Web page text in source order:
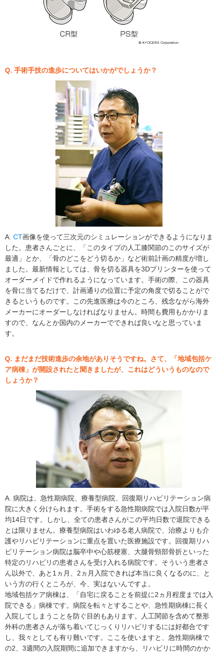
Q. 手術手技の進歩についてはいかがでしょうか？
A. CT画像を使って三次元のシミュレーションができるようになりま
した。患者さんごとに、「このタイプの人工膝関節のこのサイズが
最適」とか、「骨のどこをどう切るか」など術前計画の精度が増し
ました。最新情報としては、骨を切る器具を3Dプリンターを使って
オーダーメイドで作れるようになっています。手術の際、この器具
を骨に当てるだけで、計画通りの位置に予定の角度で切ることがで
きるというものです。この先進医療は今のところ、残念ながら海外
メーカーにオーダーしなければなりません。時間も費用もかかりま
すので、なんとか国内のメーカーでできれば良いなと思っていま
す。
Q. まだまだ技術進歩の余地がありそうですね。さて、「地域包括ケ
ア病棟」が開設されたと聞きましたが、これはどういうものなので
しょうか？
A. 病院は、急性期病院、療養型病院、回復期リハビリテーション病
院に大きく分けられます。手術をする急性期病院では入院日数が平
均14日です。しかし、全ての患者さんがこの平均日数で退院できる
とは限りません。療養型病院はいわゆる老人病院で、治療よりも介
護やリハビリテーションに重点を置いた医療施設です。回復期リハ
ビリテーション病院は脳卒中や心筋梗塞、大腿骨頸部骨折といった
特定のリハビリの患者さんを受け入れる病院です。そういう患者さ
ん以外で、あと1ヵ月、2ヵ月入院できれば本当に良くなるのに、と
いう方の行くところが、今、実はないんですよ。
地域包括ケア病棟は、「自宅に戻ることを前提に2ヵ月程度までは入
院できる」病棟です。病院を転々とすることや、急性期病棟に長く
入院してしまうことを防ぐ目的もあります。人工関節を含めて整形
外科の患者さんが落ち着いてじっくりリハビリするには好都合です
し、我々としても有り難いです。ここを使いますと、急性期病棟で
の2、3週間の入院期間に追加できますから、リハビリに時間のかか